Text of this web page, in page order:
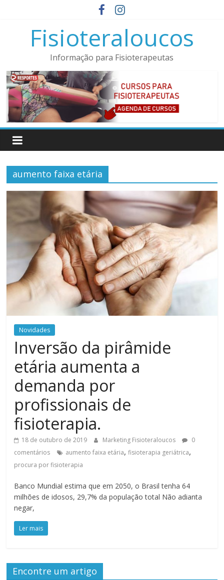
conteúdoFisioteraloucos
Informação para Fisioterapeutas
aumento faixa etária
Novidades
Inversão da pirâmide
etária aumenta a
demanda por
profissionais de
fisioterapia.
18 de outubro de 2019 Marketing Fisioteraloucos
0
comentários
aumento faixa etária,fisioterapia geriátrica,
procura por fisioterapia
Banco Mundial estima que em 2050, o Brasil tenha 64
milhões de idosos, 29,7% da população total Não adianta
negar,
Ler mais
Encontre um artigo